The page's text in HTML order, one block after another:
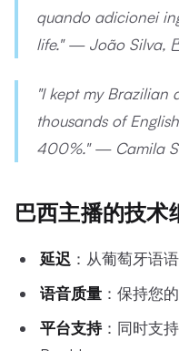
quando adicionei
life." — João Silva,
"I kept my Brazilian
thousands of
400%." — Camila
巴西主播的技术
延迟 ：从葡萄牙语
语音质量 ：保持您
平台支持：同时支